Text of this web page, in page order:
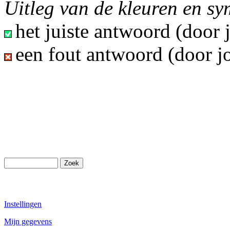
Uitleg van de kleuren en
het juiste antwoord (door
een fout antwoord (door
Instellingen
Mijn gegevens